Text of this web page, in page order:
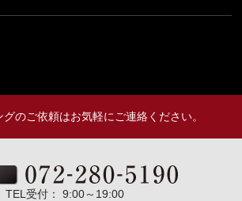
のご依頼はお気軽にご連絡ください。
TEL受付： 9:00～19:00